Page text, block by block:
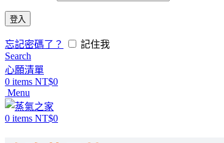
登入
忘記密碼了？
記住我
Search
心願清單
0 items NT$0
Menu
0 items NT$0